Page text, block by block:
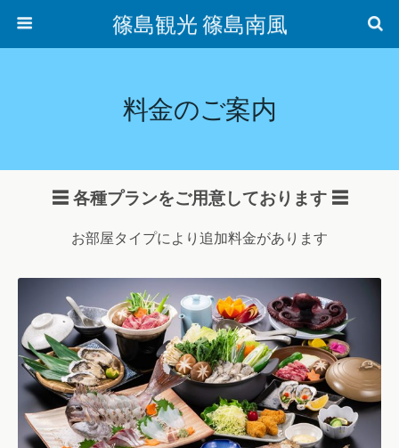
篠島観光 篠島南風
料金のご案内
☰ 各種プランをご用意しております ☰
お部屋タイプにより追加料金があります